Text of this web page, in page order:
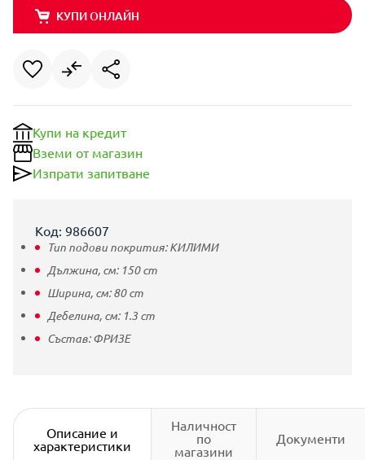
КУПИ ОНЛАЙН
Купи на кредит
Вземи от магазин
Изпрати запитване
Код: 986607
Тип подови покрития:КИЛИМИ
Дължина, см: 150cm
Ширина, см:80cm
Дебелина, см: 1.3 cm
Състав:ФРИЗЕ
Описание и
характеристики
Наличност
по
магазини
Документи